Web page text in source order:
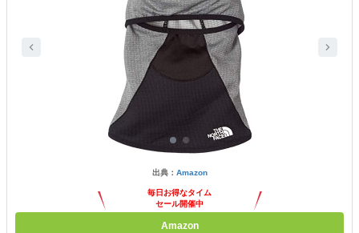
出典： Amazon
毎日お得なタイム
セール開催中
Amazon